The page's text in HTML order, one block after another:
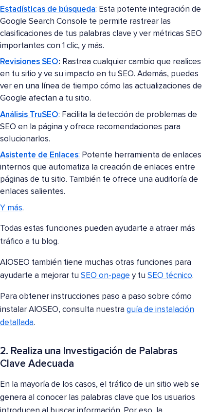
Estadísticas de búsqueda: Esta potente integración de
Google Search Console te permite rastrear las
clasificaciones de tus palabras clave y ver métricas SEO
importantes con 1 clic, y más.
Revisiones SEO: Rastrea cualquier cambio que realices
en tu sitio y ve su impacto en tu SEO. Además, puedes
ver en una línea de tiempo cómo las actualizaciones de
Google afectan a tu sitio.
Análisis TruSEO: Facilita la detección de problemas de
SEO en la página y ofrece recomendaciones para
solucionarlos.
Asistente de Enlaces: Potente herramienta de enlaces
internos que automatiza la creación de enlaces entre
páginas de tu sitio. También te ofrece una auditoría de
enlaces salientes.
Y más.
Todas estas funciones pueden ayudarte a atraer más
tráfico a tu blog.
AIOSEO también tiene muchas otras funciones para
ayudarte a mejorar tu SEO on-page y tu SEO técnico.
Para obtener instrucciones paso a paso sobre cómo
instalar AIOSEO, consulta nuestra guía de instalación
detallada.
2. Realiza una Investigación de Palabras
Clave Adecuada
En la mayoría de los casos, el tráfico de un sitio web se
genera al conocer las palabras clave que los usuarios